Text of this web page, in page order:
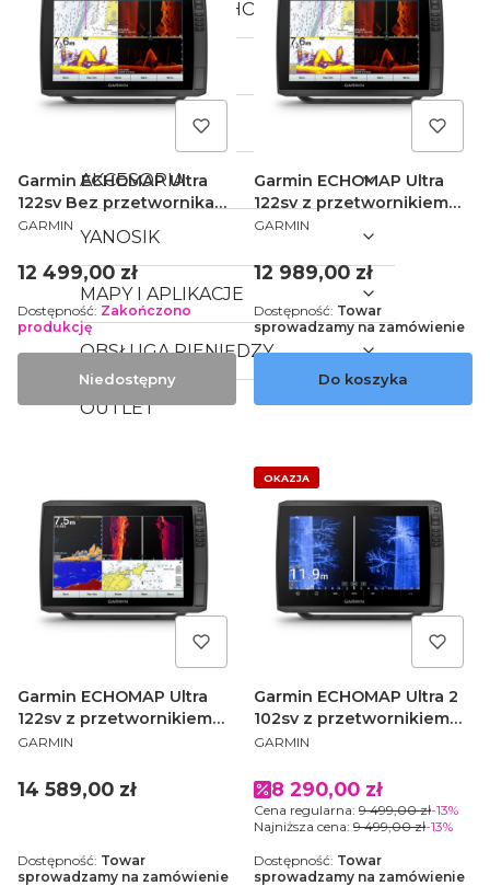
KAMERY SAMOCHODOWE
LOKALIZATORY
Pulsoksymetry
AKCESORIA
YANOSIK
MAPY I APLIKACJE
OBSŁUGA PIENIĘDZY
OUTLET
Garmin ECHOMAP Ultra
122sv Bez przetwornika
010-02113-00
PRODUCENT
GARMIN
Cena
12 499,00 zł
Niedostępny
Dostępność: Zakończono
produkcję
Garmin ECHOMAP Ultra
122sv z przetwornikiem
010-02113-01
PRODUCENT
GARMIN
Cena
12 989,00 zł
Do koszyka
Dostępność: Towar
sprowadzamy na zamówienie
Garmin ECHOMAP Ultra
122sv z przetwornikiem
GT56UHD-TM 010-02528-
PRODUCENT
GARMIN
Cena
14 589,00 zł
Dostępność: Towar
sprowadzamy na zamówienie
OKAZJA
Garmin ECHOMAP Ultra 2
102sv z przetwornikiem
GT56UHD-TM 010-02879-
PRODUCENT
GARMIN
Cena promocyjna
8 290,00 zł
Cena regularna: 9 499,00 zł-13%
Najniższa cena: 9 499,00 zł-13%
Dostępność: Towar
sprowadzamy na zamówienie